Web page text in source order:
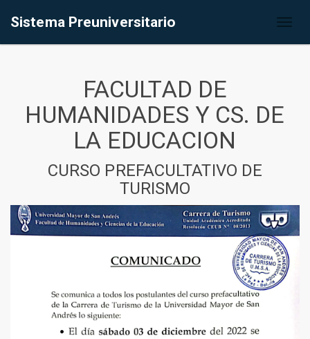
Sistema Preuniversitario
FACULTAD DE
HUMANIDADES Y CS. DE
LA EDUCACION
CURSO PREFACULTATIVO DE
TURISMO